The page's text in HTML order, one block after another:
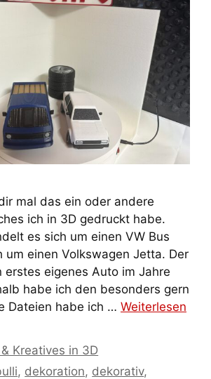
mal das ein oder andere
ich in 3D gedruckt habe.
es sich um einen VW Bus
um einen Volkswagen Jetta. Der
erstes eigenes Auto im Jahre
habe ich den besonders gern
Dateien habe ich … Weiterlesen
Kreatives in 3D
, dekoration, dekorativ,